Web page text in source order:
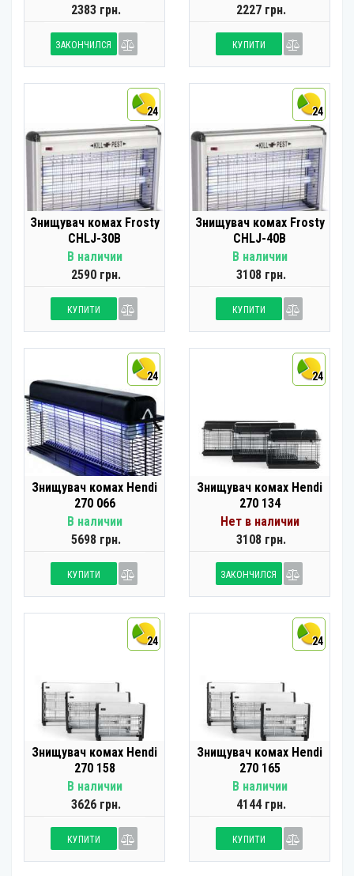
2383 грн.
ЗАКОНЧИЛСЯ
2227 грн.
КУПИТИ
24
Знищувач комах Frosty
CHLJ-30B
В наличии
2590 грн.
КУПИТИ
24
Знищувач комах Frosty
CHLJ-40B
В наличии
3108 грн.
КУПИТИ
24
Знищувач комах Hendi
270 066
В наличии
5698 грн.
КУПИТИ
24
Знищувач комах Hendi
270 134
Нет в наличии
3108 грн.
ЗАКОНЧИЛСЯ
24
Знищувач комах Hendi
270 158
В наличии
3626 грн.
КУПИТИ
24
Знищувач комах Hendi
270 165
В наличии
4144 грн.
КУПИТИ